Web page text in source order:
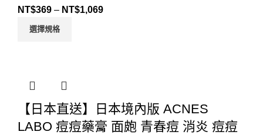
NT$369 – NT$1,069
選擇規格
【日本直送】日本境內版 ACNES
LABO 痘痘藥膏 面皰 青春痘 消炎 痘痘